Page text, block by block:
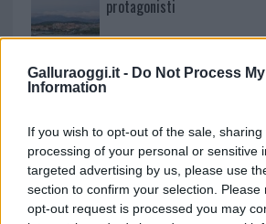
Galluraoggi.it - Do Not Process
Information
If you wish to opt-out of the sale,
processing of your personal or sensitive
targeted advertising by us, please use
section to confirm your selection.
opt-out request is processed you may
protagonisti
Test tunnel Olbia: rampe
fine agosto
Aggius conquista la
amate dell’estate 2026